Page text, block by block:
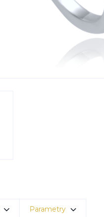
Parametry